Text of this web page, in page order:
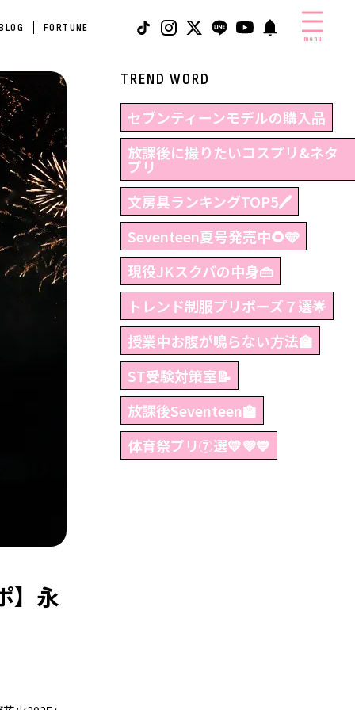
FORTUNE
menu
】永
TREND WORD
セブンティーンモデルの購入品
放課後に撮りたいコスプリ&ネタ
プリ
文房具ランキングTOP5🖊
Seventeen夏号発売中🌻🩵
現役JKスクバの中身👜
トレンド制服プリポーズ７選🌟
授業中お腹が鳴らない方法🏫
ST受験対策室📝
放課後Seventeen🏫
体育祭プリ⑦選💛💜💙